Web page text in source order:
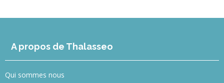
A propos de Thalasseo
Qui sommes nous